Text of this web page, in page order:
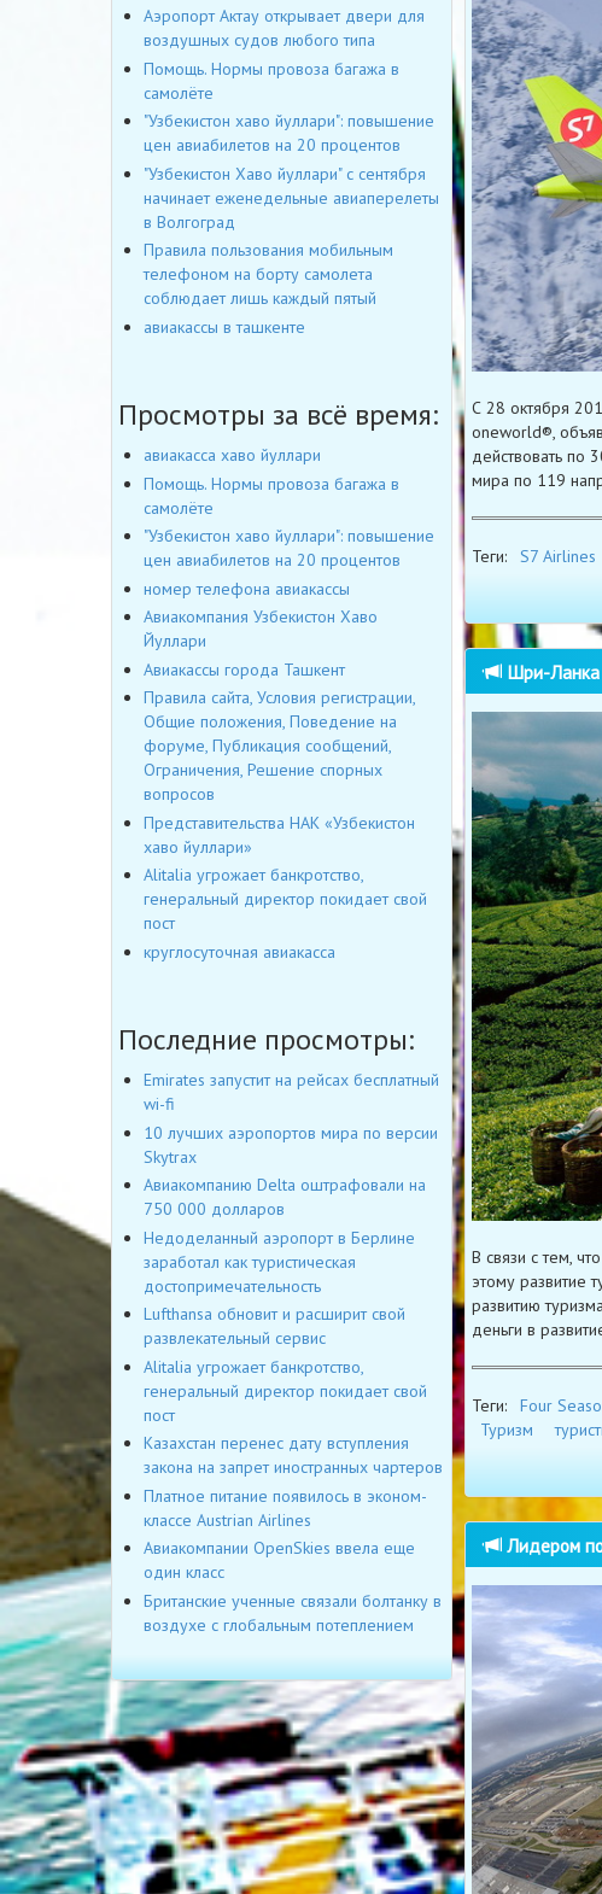
С 28 октября
oneworld®,
действовать по
мира по 119
Теги: S7 Airlines
Шри-Ланка
В связи с тем,
этому развитие
развитию
деньги в
Теги: Four
Туризм
Лидером по
Аэропорт Актау открывает двери для
воздушных судов любого типа
Помощь. Нормы провоза багажа в
самолёте
"Узбекистон хаво йуллари": повышение
цен авиабилетов на 20 процентов
"Узбекистон Хаво йуллари" с сентября
начинает еженедельные авиаперелеты
в Волгоград
Правила пользования мобильным
телефоном на борту самолета
соблюдает лишь каждый пятый
авиакассы в ташкенте
Просмотры за всё время:
авиакасса хаво йуллари
Помощь. Нормы провоза багажа в
самолёте
"Узбекистон хаво йуллари": повышение
цен авиабилетов на 20 процентов
номер телефона авиакассы
Авиакомпания Узбекистон Хаво
Йуллари
Авиакассы города Ташкент
Правила сайта, Условия регистрации,
Общие положения, Поведение на
форуме, Публикация сообщений,
Ограничения, Решение спорных
вопросов
Представительства НАК «Узбекистон
хаво йуллари»
Alitalia угрожает банкротство,
генеральный директор покидает свой
пост
круглосуточная авиакасса
Последние просмотры:
Emirates запустит на рейсах бесплатный
wi-fi
10 лучших аэропортов мира по версии
Skytrax
Авиакомпанию Delta оштрафовали на
750 000 долларов
Недоделанный аэропорт в Берлине
заработал как туристическая
достопримечательность
Lufthansa обновит и расширит свой
развлекательный сервис
Alitalia угрожает банкротство,
генеральный директор покидает свой
пост
Казахстан перенес дату вступления
закона на запрет иностранных чартеров
Платное питание появилось в эконом-
классе Austrian Airlines
Авиакомпании OpenSkies ввела еще
один класс
Британские ученные связали болтанку в
воздухе с глобальным потеплением